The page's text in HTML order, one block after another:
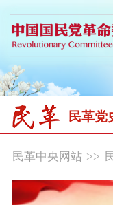
民革党
民革中央网站 >>